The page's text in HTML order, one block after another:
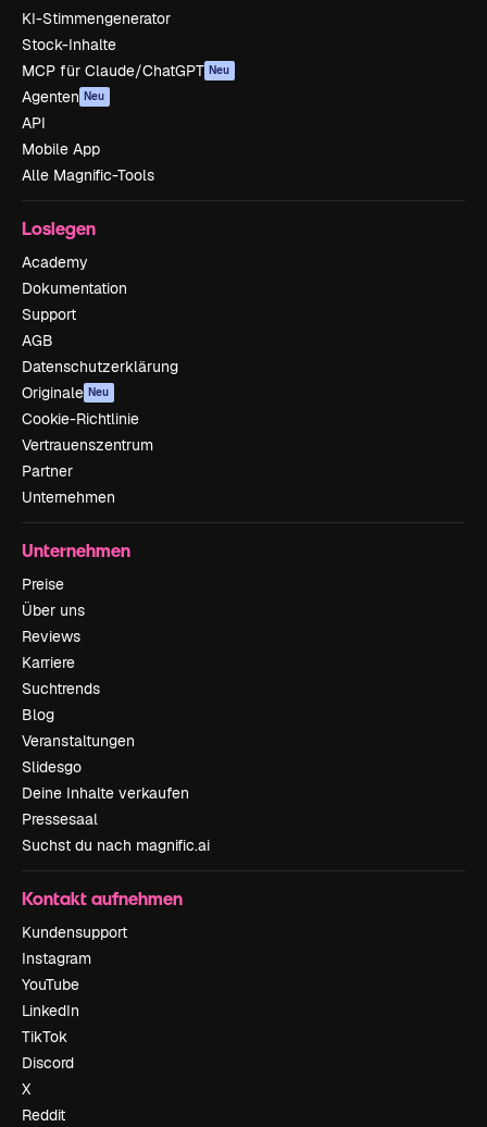
KI-Stimmengenerator
Stock-Inhalte
MCP für Claude/ChatGPT Neu
Agenten Neu
API
Mobile App
Alle Magnific-Tools
Loslegen
Academy
Dokumentation
Support
AGB
Datenschutzerklärung
Originale Neu
Cookie-Richtlinie
Vertrauenszentrum
Partner
Unternehmen
Unternehmen
Preise
Über uns
Reviews
Karriere
Suchtrends
Blog
Veranstaltungen
Slidesgo
Deine Inhalte verkaufen
Pressesaal
Suchst du nach magnific.ai
Kontakt aufnehmen
Kundensupport
Instagram
YouTube
LinkedIn
TikTok
Discord
X
Reddit